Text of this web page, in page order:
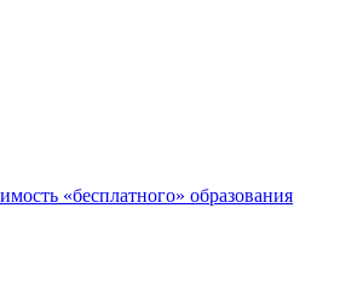
«бесплатного» образования